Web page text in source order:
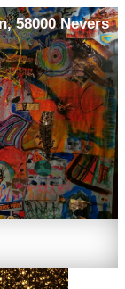
58000 Nevers